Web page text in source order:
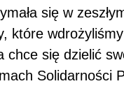
się w
które
chce się dzielić
Solidarności